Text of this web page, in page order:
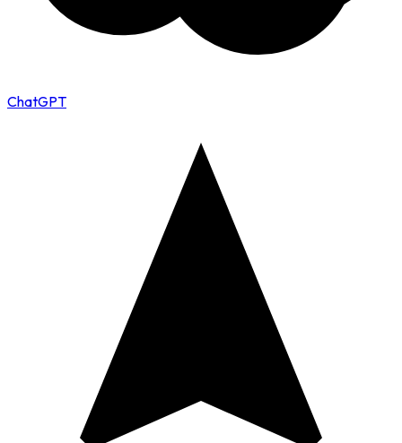
ChatGPT